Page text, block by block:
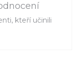
kteří učinili